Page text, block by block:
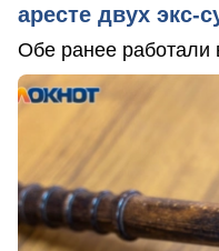
аресте двух экс-
Обе ранее работали